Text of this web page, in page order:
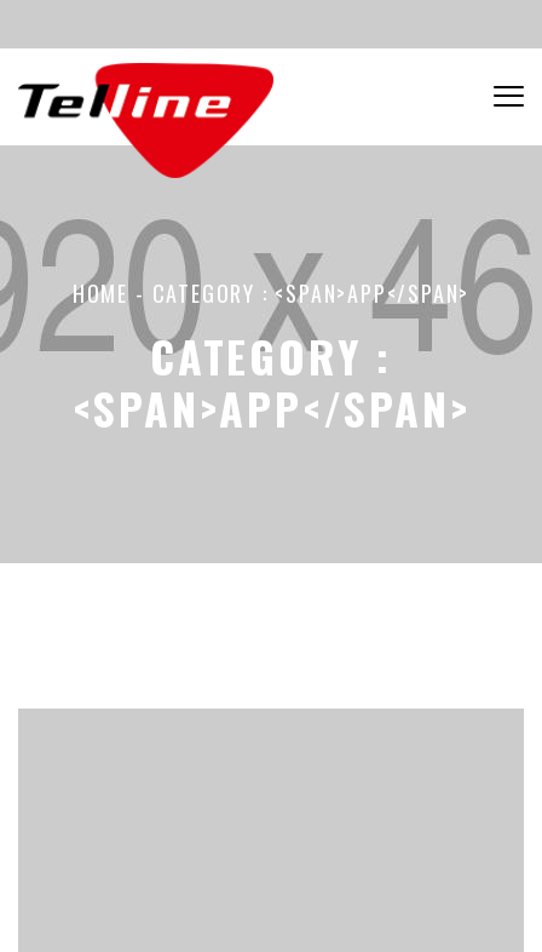
HOME- CATEGORY : <SPAN>APP</SPAN>
CATEGORY :
<SPAN>APP</SPAN>